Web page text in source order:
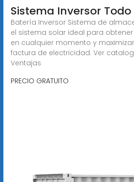
Sistema Inversor
Batería Inversor Sistema de
el sistema solar ideal para
en cualquier momento y
factura de electricidad. Ver
Ventajas
PRECIO GRATUITO